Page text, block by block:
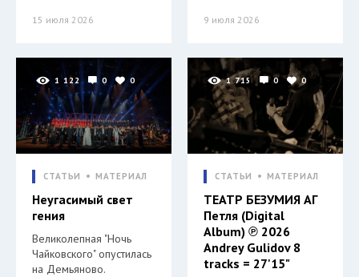
15 июля 2026 9 июля 2026
1 122 0 0
СТАТЬИ МАТЕРИАЛ
Неугасимый свет
гения
Великолепная "Ночь
Чайковского" опустилась
на Демьяново.
1 715 0 0
СТАТЬИ МАТЕРИАЛ
ТЕАТР БЕЗУМИЯ АГ
Петля (Digital
Album) ℗ 2026
Andrey Gulidov 8
tracks = 27'15"